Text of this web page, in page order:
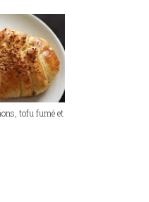
tofu fumé et